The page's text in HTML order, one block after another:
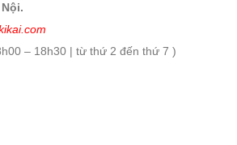
– 18h30 | từ thứ 2 đến thứ 7 )